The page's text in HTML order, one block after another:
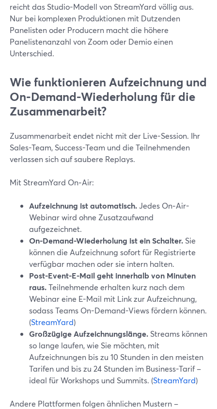
reicht das Studio-Modell von StreamYard völlig aus.
Nur bei komplexen Produktionen mit Dutzenden
Panelisten oder Producern macht die höhere
Panelistenanzahl von Zoom oder Demio einen
Unterschied.
Wie funktionieren Aufzeichnung und
On‑Demand-Wiederholung für die
Zusammenarbeit?
Zusammenarbeit endet nicht mit der Live-Session. Ihr
Sales-Team, Success-Team und die Teilnehmenden
verlassen sich auf saubere Replays.
Mit StreamYard On‑Air:
Aufzeichnung ist automatisch.Jedes On‑Air-
Webinar wird ohne Zusatzaufwand
aufgezeichnet.
On-Demand-Wiederholung ist ein Schalter. Sie
können die Aufzeichnung sofort für Registrierte
verfügbar machen oder sie intern halten.
Post-Event-E-Mail geht innerhalb von Minuten
raus.Teilnehmende erhalten kurz nach dem
Webinar eine E-Mail mit Link zur Aufzeichnung,
sodass Teams On-Demand-Views fördern können.
(StreamYard)
Großzügige Aufzeichnungslänge. Streams können
so lange laufen, wie Sie möchten, mit
Aufzeichnungen bis zu 10 Stunden in den meisten
Tarifen und bis zu 24 Stunden im Business-Tarif –
ideal für Workshops und Summits. (StreamYard)
Andere Plattformen folgen ähnlichen Mustern –